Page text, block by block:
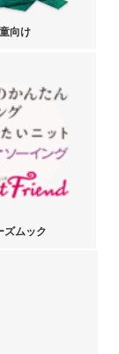
向け
ズムック